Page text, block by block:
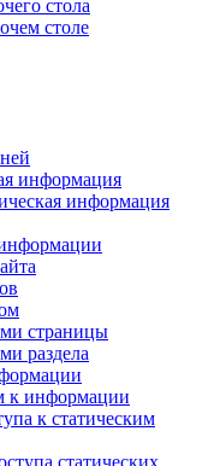
стола
столе
информация
информация
страницы
раздела
к информации
к статическим
статических